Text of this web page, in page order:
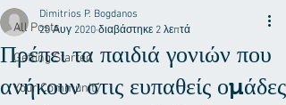
All Posts
Getting Started
Your Community
Πρέπει τα παιδιά γονιών που
ανήκουν στις ευπαθείς ομάδες
Dimitrios P. Bogdanos
20 Αυγ 2020 διαβάστηκε 2 λεπτά